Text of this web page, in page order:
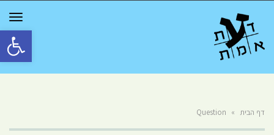
פתח
דף הבית »
Question